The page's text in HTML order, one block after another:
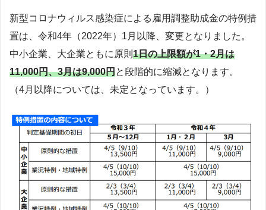
新型コロナウィルス感染症による雇用調整助成金の特例措
置は、令和4年（2022年）1月以降、変更となりました。
中小企業、大企業ともに原則 1日の上限額が1・2月は
11,000円、3月は9,000円と段階的に縮減となります。
（4月以降については、未定となっています。）